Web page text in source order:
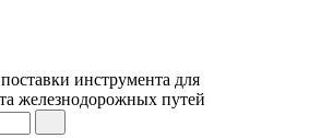
инструмента для
железнодорожных путей